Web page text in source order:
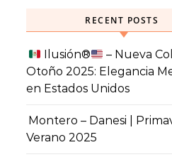
RECENT POSTS
Ilusión®️
– Nueva
Otoño 2025: Elegancia
en Estados Unidos
Montero – Danesi |
Verano 2025